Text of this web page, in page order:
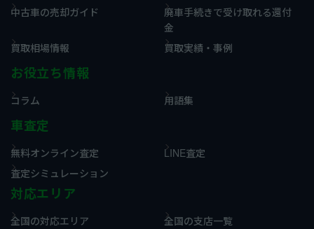
中古車の売却ガイド
廃車手続きで受け取れる還付
金
買取相場情報
買取実績・事例
お役立ち情報
コラム 用語集
車査定
無料オンライン査定
LINE査定
査定シミュレーション
対応エリア
全国の対応エリア 全国の支店一覧